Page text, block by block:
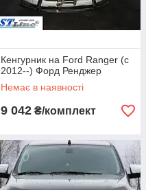
Кенгурник на Ford Ranger (c
2012--) Форд Ренджер
Немає в наявності
9 042 ₴/комплект